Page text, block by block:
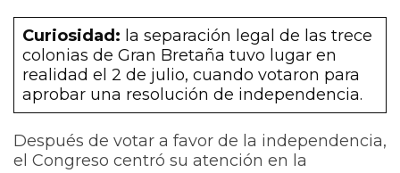
Curiosidad: la separación legal de las trece
colonias de Gran Bretaña tuvo lugar en
realidad el 2 de julio, cuando votaron para
aprobar una resolución de independencia.
Después de votar a favor de la independencia,
el Congreso centró su atención en la